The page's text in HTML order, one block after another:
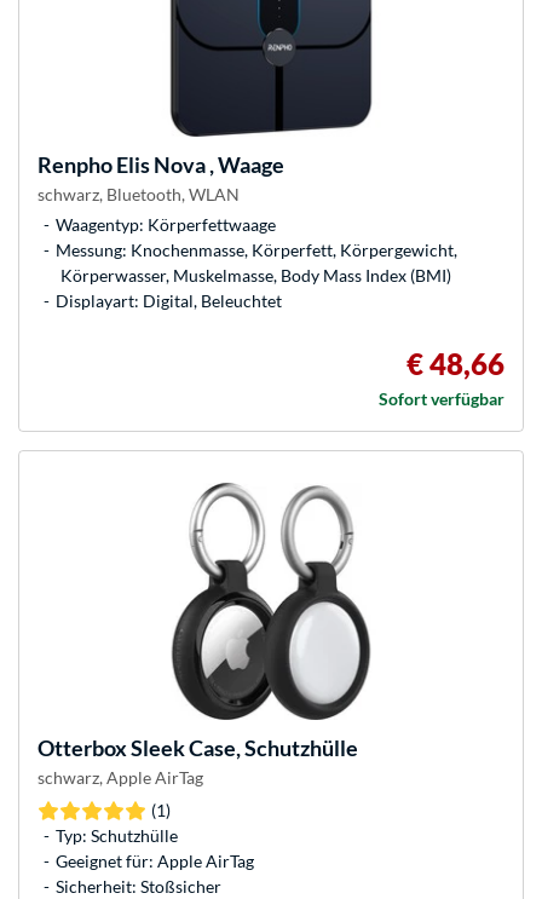
RenphoElis Nova , Waage
schwarz, Bluetooth, WLAN
Waagentyp: Körperfettwaage
Messung: Knochenmasse, Körperfett, Körpergewicht,
Körperwasser, Muskelmasse, Body Mass Index (BMI)
Displayart: Digital, Beleuchtet
€ 48,66
Sofort verfügbar
OtterboxSleek Case, Schutzhülle
schwarz, Apple AirTag
(1)
Typ: Schutzhülle
Geeignet für: Apple AirTag
Sicherheit: Stoßsicher